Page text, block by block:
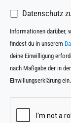
Datenschutz
Informationen darüber,
findest du in unserem
deine Einwilligung
nach Maßgabe der in
Einwillungserklärung ein.